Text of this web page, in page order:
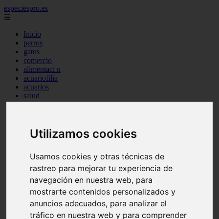
Utilizamos cookies
Usamos cookies y otras técnicas de
rastreo para mejorar tu experiencia de
navegación en nuestra web, para
mostrarte contenidos personalizados y
anuncios adecuados, para analizar el
tráfico en nuestra web y para comprender
especiespro.es
☰
Inicio
perros
gatos
comercio
alimentaci n
acuariofilia
acuarios
salud
tenencia responsable
aves
marketing
peque os mam feros
verano
peluquer a
accesorios
peluquer a canina
complementos